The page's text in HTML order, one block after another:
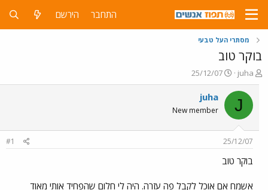
התחבר הירשם
מסתרי העל טבעי
בוקר טוב
פ
ו
ת
ח
ה
ש
א
juha
פ
ו
ר
25/12/07
J
juha
New member
25/12/07
#1
בוקר טוב
אשמח אם אוכל לקבל פה עזרה. היה לי חלום שהפחיד אותי מאוד